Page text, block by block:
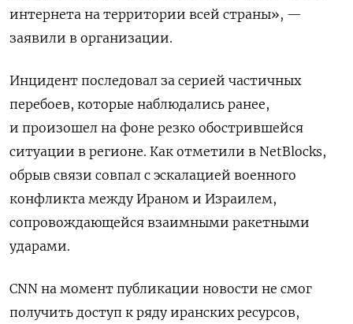
интернета на территории всей страны», —
заявили в организации.
Инцидент последовал за серией частичных
перебоев, которые наблюдались ранее,
и произошел на фоне резко обострившейся
ситуации в регионе. Как отметили в NetBlocks,
обрыв связи совпал с эскалацией военного
конфликта между Ираном и Израилем,
сопровождающейся взаимными ракетными
ударами.
CNN на момент публикации новости не смог
получить доступ к ряду иранских ресурсов,